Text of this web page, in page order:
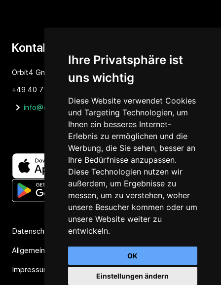
Ihre Privatsphäre ist
uns wichtig
Diese Website verwendet Cookies
und Targeting Technologien, um
Ihnen ein besseres Internet-
Erlebnis zu ermöglichen und die
Werbung, die Sie sehen, besser an
Ihre Bedürfnisse anzupassen.
Diese Technologien nutzen wir
außerdem, um Ergebnisse zu
messen, um zu verstehen, woher
unsere Besucher kommen oder um
unsere Website weiter zu
entwickeln.
OK
Einstellungen ändern
Kontaktieren Sie uns
Orbit4 GmbH, Fuhlsbütteler Weg 30a, 22453 Hamburg
‭+49 40 71627146‬
info@orbit4.org
Datenschutzerklärung (Private Policy)
Allgemeine Geschäftsbedingungen (AGB's)
Impressum